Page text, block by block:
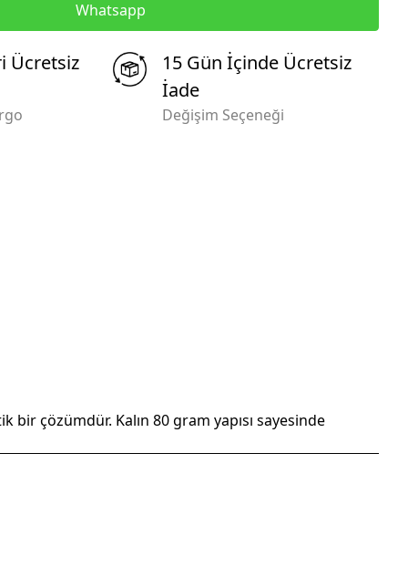
Whatsapp
Ücretsiz
15 Gün İçinde Ücretsiz
İade
Değişim Seçeneği
çözümdür. Kalın 80 gram yapısı sayesinde